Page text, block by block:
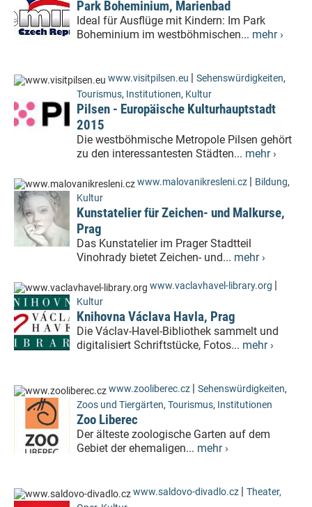
Park Boheminium, Marienbad
Ideal für Ausflüge mit Kindern: Im Park
Boheminium im westböhmischen... mehr ›
www.visitpilsen.eu | Sehenswürdigkeiten,
Tourismus, Institutionen, Kultur
Pilsen - Europäische Kulturhauptstadt
2015
Die westböhmische Metropole Pilsen gehört
zu den interessantesten Städten... mehr ›
www.malovanikresleni.cz | Bildung,
Kultur
Kunstatelier für Zeichen- und Malkurse,
Prag
Das Kunstatelier im Prager Stadtteil
Vinohrady bietet Zeichen- und... mehr ›
www.vaclavhavel-library.org |
Kultur
Knihovna Václava Havla, Prag
Die Václav-Havel-Bibliothek sammelt und
digitalisiert Schriftstücke, Fotos... mehr ›
www.zooliberec.cz | Sehenswürdigkeiten,
Zoos und Tiergärten, Tourismus, Institutionen
Zoo Liberec
Der älteste zoologische Garten auf dem
Gebiet der ehemaligen... mehr ›
www.saldovo-divadlo.cz | Theater,